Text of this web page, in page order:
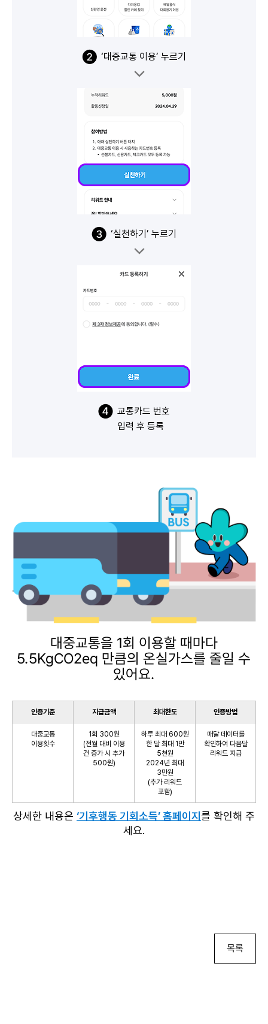
‘대중교통 이용’ 누르기
‘실천하기’ 누르기
교통카드 번호
입력 후 등록
대중교통을 1회 이용할 때마다
5.5KgCO2eq 만큼의 온실가스를 줄일 수
있어요.
인증기준 지급금액 최대한도 인증방법
대중교통
이용횟수
1회 300원
(전월 대비 이용
건 증가 시 추가
500원)
하루 최대 600원
한 달 최대 1만
5천원
2024년 최대
3만원
(추가 리워드
포함)
매달 데이터를
확인하여 다음달
리워드 지급
상세한 내용은 ‘기후행동 기회소득’ 홈페이지를 확인해 주
세요.
목록